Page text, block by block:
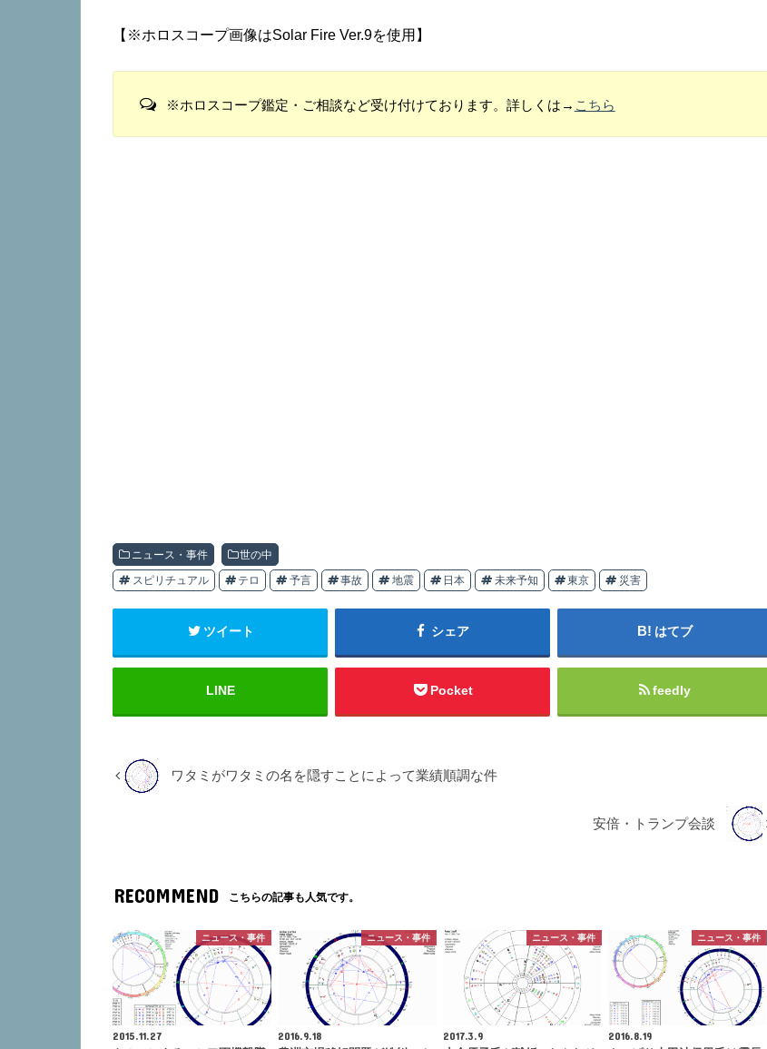
【※ホロスコープ画像はSolar Fire Ver.9を使用】
※ホロスコープ鑑定・ご相談など受け付けております。詳しくは→ こちら
ニュース・事件 世の中
スピリチュアル テロ 予言 事故 地震 日本 未来予知 東京 災害
ツイート シェア はてブ
LINE Pocket feedly
ワタミがワタミの名を隠すことによって業績順調な件
安倍・トランプ会談
RECOMMEND こちらの記事も人気です。
ニュース・事件
2015.11.27
ニュース・事件
2016.9.18
ニュース・事件
2017.3.9
ニュース・事件
2016.8.19